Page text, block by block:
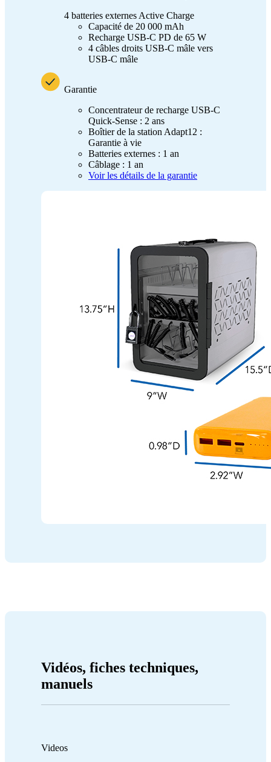
4 batteries externes Active Charge
Capacité de 20 000 mAh
Recharge USB-C PD de 65 W
4 câbles droits USB-C mâle vers
USB-C mâle
Garantie
Concentrateur de recharge USB-C
Quick-Sense : 2 ans
Boîtier de la station Adapt12 :
Garantie à vie
Batteries externes : 1 an
Câblage : 1 an
Voir les détails de la garantie
Vidéos, fiches techniques,
manuels
Videos